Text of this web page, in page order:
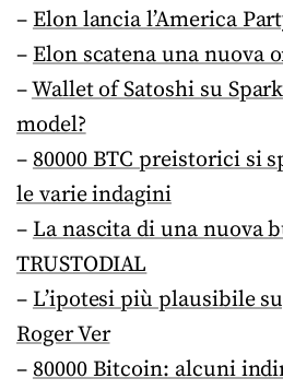
– Elon lancia l’America
– Elon scatena una nuova
–Wallet of Satoshi su
model?
– 80000 BTC preistorici si
le varie indagini
– La nascita di una nuova
TRUSTODIAL
– L’ipotesi più plausibile
Roger Ver
– 80000 Bitcoin: alcuni